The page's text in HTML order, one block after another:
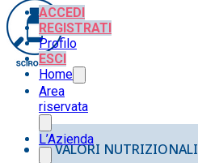
ACCEDI
REGISTRATI
Profilo
ESCI
Home
Area
riservata
L’Azienda
VALORI NUTRIZIONALI